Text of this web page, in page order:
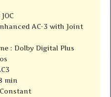
AC-3 with Joint
: Dolby Digital Plus
min